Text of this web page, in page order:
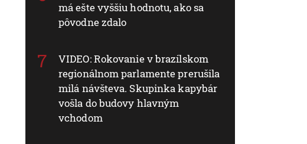
má ešte vyššiu hodnotu, ako sa
pôvodne zdalo
VIDEO: Rokovanie v brazílskom
regionálnom parlamente prerušila
milá návšteva. Skupinka kapybár
vošla do budovy hlavným
vchodom